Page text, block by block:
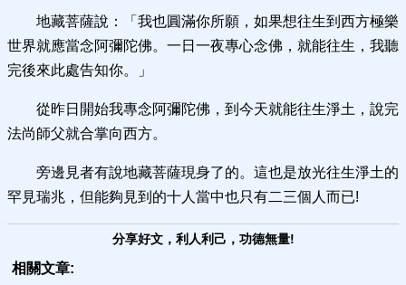
地藏菩薩說：「我也圓滿你所願，如果想往生到西方極樂
世界就應當念阿彌陀佛。一日一夜專心念佛，就能往生，我聽
完後來此處告知你。」
從昨日開始我專念阿彌陀佛，到今天就能往生淨土，說完
法尚師父就合掌向西方。
旁邊見者有說地藏菩薩現身了的。這也是放光往生淨土的
罕見瑞兆，但能夠見到的十人當中也只有二三個人而已!
分享好文，利人利己，功德無量!
相關文章: